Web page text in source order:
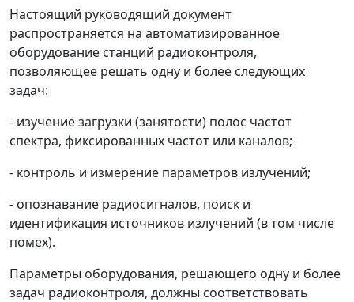
Настоящий руководящий документ
распространяется на автоматизированное
оборудование станций радиоконтроля,
позволяющее решать одну и более следующих
задач:
- изучение загрузки (занятости) полос частот
спектра, фиксированных частот или каналов;
- контроль и измерение параметров излучений;
- опознавание радиосигналов, поиск и
идентификация источников излучений (в том числе
помех).
Параметры оборудования, решающего одну и более
задач радиоконтроля, должны соответствовать